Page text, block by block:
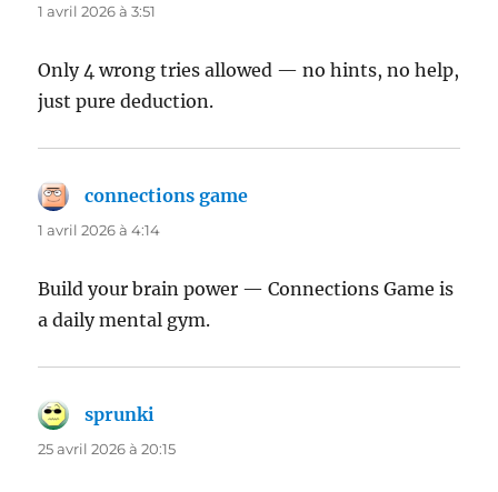
1 avril 2026 à 3:51
Only 4 wrong tries allowed — no hints, no help,
just pure deduction.
connections game
1 avril 2026 à 4:14
Build your brain power — Connections Game is
a daily mental gym.
sprunki
25 avril 2026 à 20:15